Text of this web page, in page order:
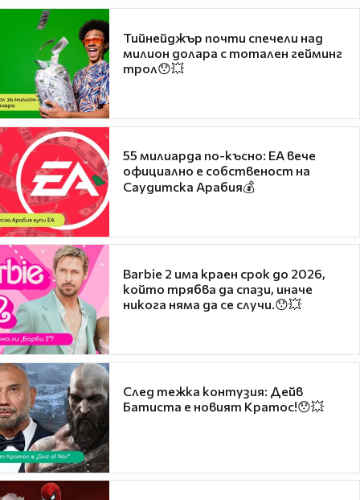
Тийнейджър почти спечели над
милион долара с тотален гейминг
трол😯💥
55 милиарда по-късно: EA вече
официално е собственост на
Саудитска Арабия💰
Barbie 2 има краен срок до 2026,
който трябва да спази, иначе
никога няма да се случи.😯💥
След тежка контузия: Дейв
Батиста е новият Кратос!😯💥